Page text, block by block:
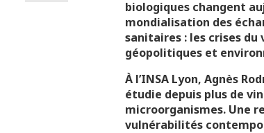
biologiques changent
mondialisation des
sanitaires : les crises
géopolitiques et
À l’INSA Lyon, Agnès
étudie depuis plus de
microorganismes. Une
vulnérabilités